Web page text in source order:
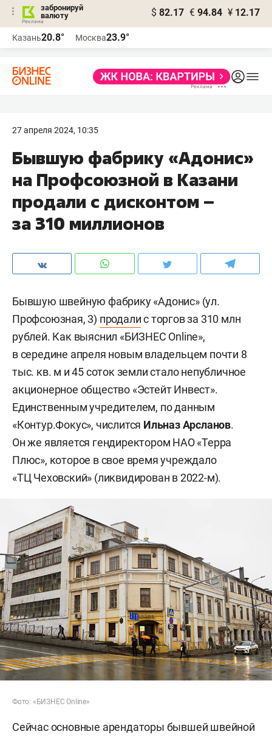
забронируй
валюту
$ 82.17 € 94.84 ¥ 12.17
Казань20.8° Москва23.9°
27 апреля 2024, 10:35
Бывшую фабрику «Адонис»
на Профсоюзной в Казани
продали с дисконтом –
за 310 миллионов
Бывшую швейную фабрику «Адонис» (ул.
Профсоюзная, 3) продалис торгов за 310 млн
рублей. Как выяснил «БИЗНЕС Online»,
в середине апреля новым владельцем почти 8
тыс. кв. м и 45 соток земли стало непубличное
акционерное общество «Эстейт Инвест».
Единственным учредителем, по данным
«Контур.Фокус», числится Ильназ Арсланов.
Он же является гендиректором НАО «Терра
Плюс», которое в свое время учреждало
«ТЦ Чеховский» (ликвидирован в 2022-м).
Фото: «БИЗНЕС Online»
Сейчас основные арендаторы бывшей швейной